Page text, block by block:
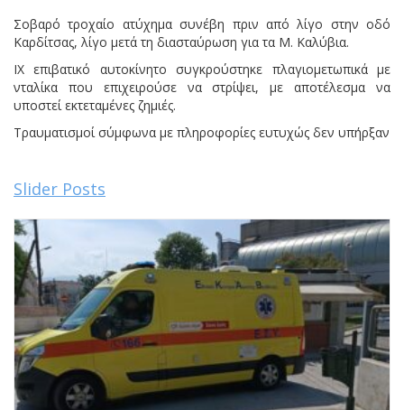
Σοβαρό τροχαίο ατύχημα συνέβη πριν από λίγο στην οδό
Καρδίτσας, λίγο μετά τη διασταύρωση για τα Μ. Καλύβια.
ΙΧ επιβατικό αυτοκίνητο συγκρούστηκε πλαγιομετωπικά με
νταλίκα που επιχειρούσε να στρίψει, με αποτέλεσμα να
υποστεί εκτεταμένες ζημιές.
Τραυματισμοί σύμφωνα με πληροφορίες ευτυχώς δεν υπήρξαν
Slider Posts